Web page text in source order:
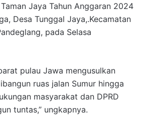
Jaya Tahun Anggaran 2024
Desa Tunggal Jaya,.Kecamatan
pada Selasa
pulau Jawa mengusulkan
ruas jalan Sumur hingga
masyarakat dan DPRD
tuntas,” ungkapnya.